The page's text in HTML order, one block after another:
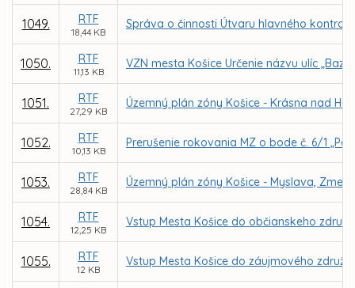
1049. RTF
18,44 KB
Správa o činnosti Útvaru hlavného
1050. RTF
11,13 KB
VZN mesta Košice Určenie názvu ulíc
1051. RTF
27,29 KB
Územný plán zóny Košice - Krásna nad
1052. RTF
10,13 KB
Prerušenie rokovania MZ o bode č. 6/1
1053. RTF
28,84 KB
Územný plán zóny Košice - Myslava,
1054. RTF
12,25 KB
Vstup Mesta Košice do občianskeho
1055. RTF
12 KB
Vstup Mesta Košice do záujmového